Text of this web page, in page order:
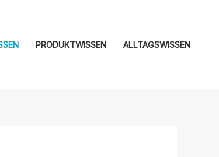
PRODUKTWISSEN ALLTAGSWISSEN